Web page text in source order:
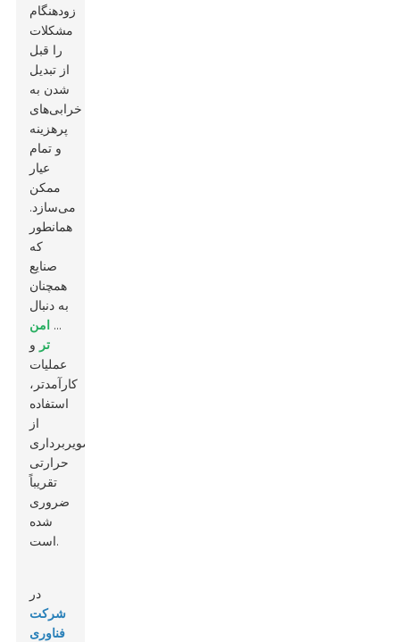
زودهنگام
مشکلات
را قبل
از تبدیل
شدن به
خرابی‌های
پرهزینه
و تمام
عیار
ممکن
می‌سازد.
همانطور
که
صنایع
همچنان
به دنبال
... امن
تر و
عملیات
کارآمدتر،
استفاده
از
تصویربرداری
حرارتی
تقریباً
ضروری
شده
است.
در
شرکت
فناوری